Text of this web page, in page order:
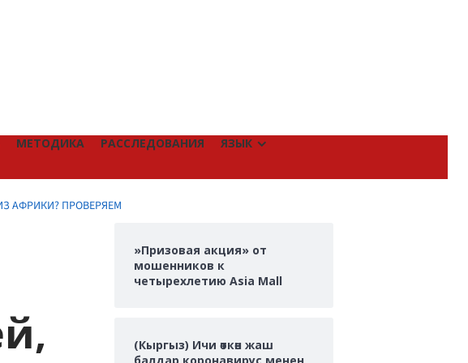
МЕТОДИКА РАССЛЕДОВАНИЯ ЯЗЫК
АФРИКИ? ПРОВЕРЯЕМ
»Призовая акция» от
мошенников к
четырехлетию Asia Mall
(Кыргыз) Ичи өткөн жаш